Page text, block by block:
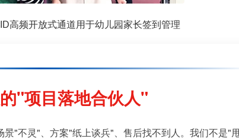
高频开放式通道用于幼儿园家长签到管理
"项目落地合伙人"
景"不灵"、方案"纸上谈兵"、售后找不到人。我们不是"